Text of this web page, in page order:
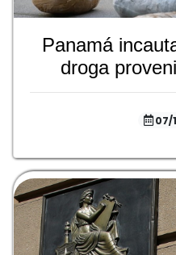
Panamá
droga
07/